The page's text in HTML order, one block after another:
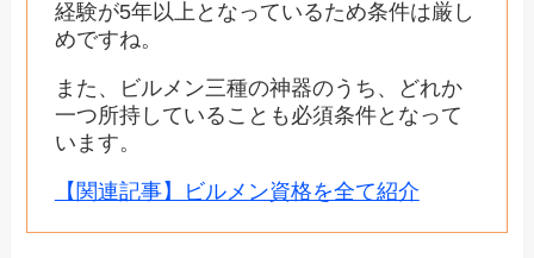
経験が5年以上となっているため条件は厳し
めですね。
また、ビルメン三種の神器のうち、どれか
一つ所持していることも必須条件となって
います。
【関連記事】ビルメン資格を全て紹介